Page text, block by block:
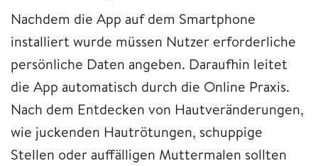
Nachdem die App auf dem Smartphone
installiert wurde müssen Nutzer erforderliche
persönliche Daten angeben. Daraufhin leitet
die App automatisch durch die Online Praxis.
Nach dem Entdecken von Hautveränderungen,
wie juckenden Hautrötungen, schuppige
Stellen oder auffälligen Muttermalen sollten